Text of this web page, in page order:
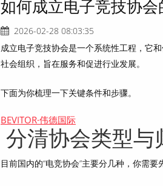
如何成立电子竞技协会
2026-02-28 08:03:35
成立电子竞技协会是一个系统性工程，它
社会组织，旨在服务和促进行业发展。
下面为你梳理一下关键条件和步骤。
BEVITOR·伟德国际
分清协会类型与
目前国内的“电竞协会”主要分几种，你需要